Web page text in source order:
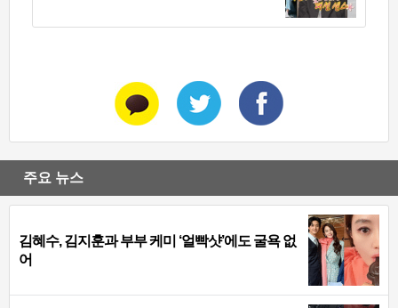
주요 뉴스
김혜수, 김지훈과 부부 케미 ‘얼빡샷’에도 굴욕 없
어